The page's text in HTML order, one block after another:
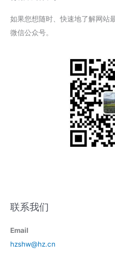
如果您想随时、快速地了解网站
微信公众号。
联系我们
Email
hzshw@hz.cn